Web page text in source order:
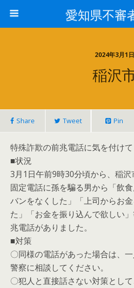
愛知県不審
2024年3月1日
稲沢
Share Tweet Pin
特殊詐欺の前兆電話に気を付けて
■状況
3月1日午前9時30分頃から、稲
固定電話に孫を騙る男から「飲
バンをなくした」「上司からお
た」「お金を振り込んで欲しい
兆電話がありました。
■対策
〇同様の電話があった場合は、
警察に相談してください。
〇犯人と直接話さない対策とし